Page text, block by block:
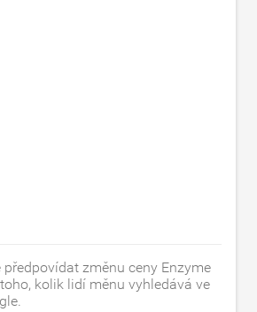
změnu ceny Enzyme
kolik lidí měnu vyhledává ve